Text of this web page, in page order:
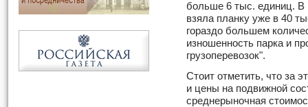
больше 6 тыс. единиц. В
взяла планку уже в 40
гораздо большем
изношенность парка и
грузоперевозок".
Стоит отметить, что за
и цены на подвижной
среднерыночная